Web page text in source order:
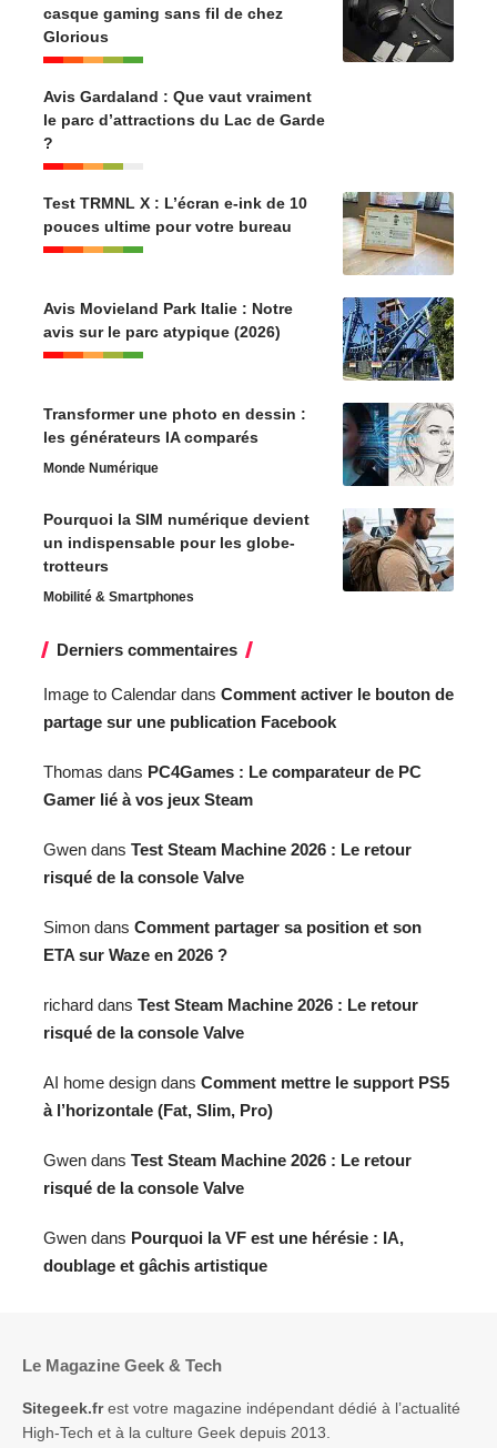
casque gaming sans fil de chez
Glorious
Avis Gardaland : Que vaut vraiment
le parc d’attractions du Lac de Garde
?
Test TRMNL X : L’écran e-ink de 10
pouces ultime pour votre bureau
Avis Movieland Park Italie : Notre
avis sur le parc atypique (2026)
Transformer une photo en dessin :
les générateurs IA comparés
Monde Numérique
Pourquoi la SIM numérique devient
un indispensable pour les globe-
trotteurs
Mobilité & Smartphones
Derniers commentaires
Image to Calendar dans Comment activer le bouton de
partage sur une publication Facebook
Thomas dans PC4Games : Le comparateur de PC
Gamer lié à vos jeux Steam
Gwen dans Test Steam Machine 2026 : Le retour
risqué de la console Valve
Simon dans Comment partager sa position et son
ETA sur Waze en 2026 ?
richard dans Test Steam Machine 2026 : Le retour
risqué de la console Valve
AI home design dans Comment mettre le support PS5
à l’horizontale (Fat, Slim, Pro)
Gwen dans Test Steam Machine 2026 : Le retour
risqué de la console Valve
Gwen dans Pourquoi la VF est une hérésie : IA,
doublage et gâchis artistique
Le Magazine Geek & Tech
Sitegeek.frest votre magazine indépendant dédié à l’actualité
High-Tech et à la culture Geek depuis 2013.